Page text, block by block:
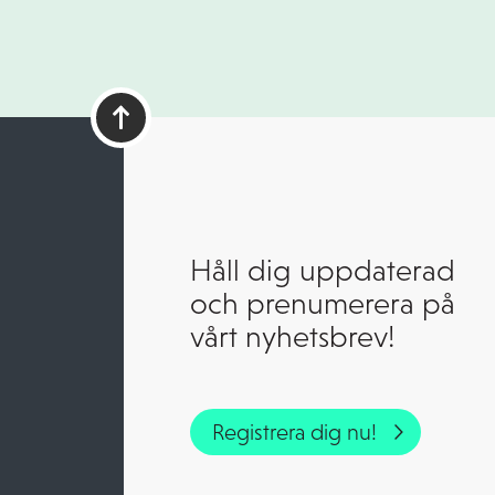
Håll dig uppdaterad
och prenumerera på
vårt nyhetsbrev!
Registrera dig nu!